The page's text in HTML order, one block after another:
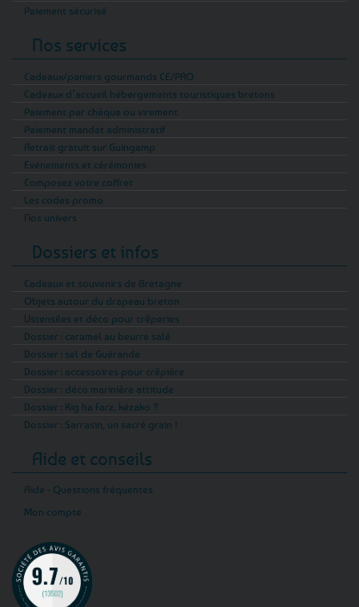
Paiement sécurisé
Nos services
Cadeaux/paniers gourmands CE/PRO
Cadeaux d’accueil hébergements touristiques bretons
Paiement par chèque ou virement
Paiement mandat administratif
Retrait gratuit sur Guingamp
Evénements et cérémonies
Composez votre coffret
Les codes promo
Nos univers
Dossiers et infos
Cadeaux et souvenirs de Bretagne
Objets autour du drapeau breton
Ustensiles et déco pour crêperies
Dossier : caramel au beurre salé
Dossier : sel de Guérande
Dossier : accessoires pour crêpière
Dossier : déco marinière attitude
Dossier : Kig ha Farz, kézako ?
Dossier : Sarrasin, un sacré grain !
Aide et conseils
Aide - Questions fréquentes
Mon compte